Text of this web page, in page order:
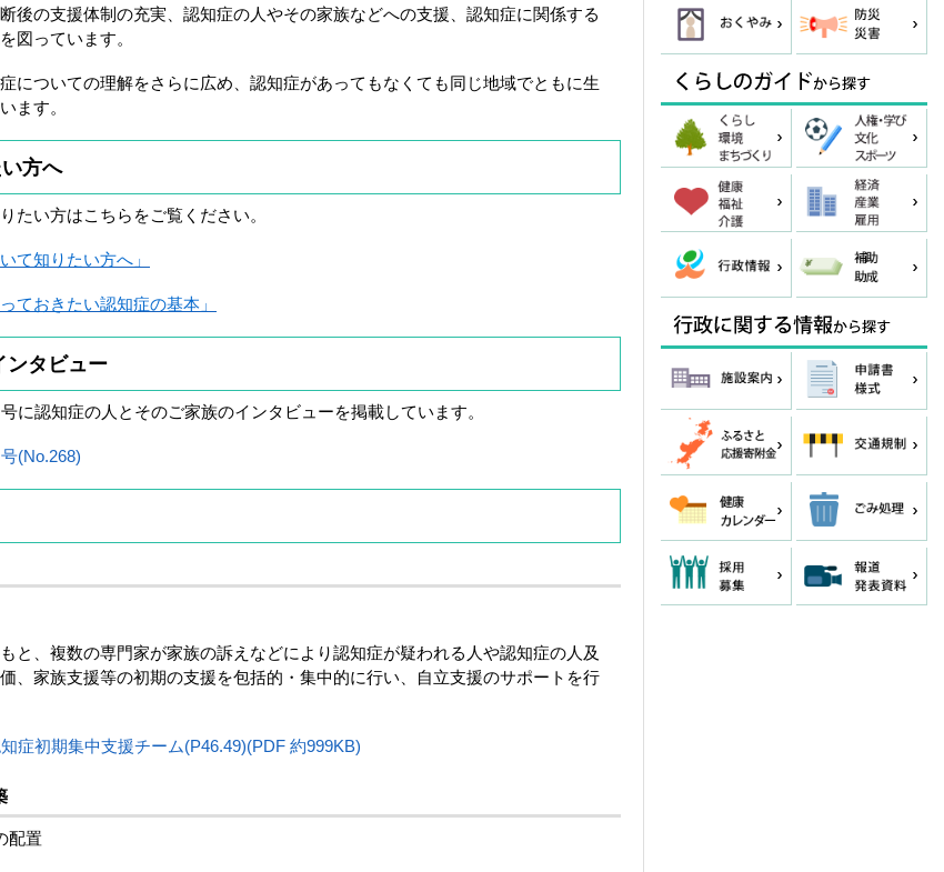
後の支援体制の充実、認知症の人やその家族などへの支援、認知症に関係する
図っています。
についての理解をさらに広め、認知症があってもなくても同じ地域でともに生
ます。
方へ
たい方はこちらをご覧ください。
て知りたい方へ」
ておきたい認知症の基本」
ンタビュー
に認知症の人とそのご家族のインタビューを掲載しています。
(No.268)
と、複数の専門家が家族の訴えなどにより認知症が疑われる人や認知症の人及
、家族支援等の初期の支援を包括的・集中的に行い、自立支援のサポートを行
症初期集中支援チーム(P46.49)(PDF 約999KB)
配置